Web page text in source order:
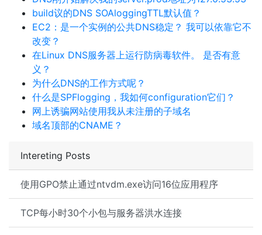
Intereting Posts
使用GPO禁止通过ntvdm.exe访问16位应用程序
TCP每小时30个小包与服务器洪水连接
build议的DNS SOAloggingTTL默认值？
EC2：是一个实例的公共DNS稳定？ 我可以依靠它不
改变？
在Linux DNS服务器上运行防病毒软件。 是否有意
义？
为什么DNS的工作方式呢？
什么是SPFlogging，我如何configuration它们？
网上诱骗网站使用我从未注册的子域名
域名顶部的CNAME？